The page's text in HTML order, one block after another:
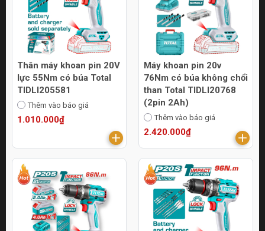
Thân máy khoan pin 20V
lực 55Nm có búa Total
TIDLI205581
Thêm vào báo giá
1.010.000₫
Máy khoan pin 20v
76Nm có búa không chổi
than Total TIDLI20768
(2pin 2Ah)
Thêm vào báo giá
2.420.000₫